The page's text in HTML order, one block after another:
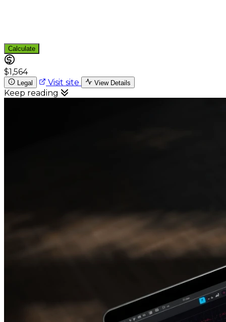
Calculate
$1,564
Legal Visit site View Details
Keep reading